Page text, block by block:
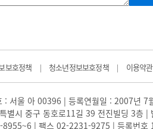
보호정책 | 청소년정보보호정책 | 이용약관
: 서울 아 00396 | 등록연월일 : 2007년
별시 중구 동호로11길 39 전진빌딩 3층 |
8955~6 | 팩스 02-2231-9275 | 등록번호